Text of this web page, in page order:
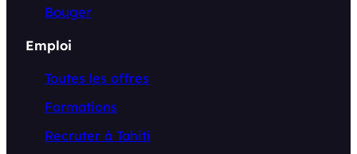
Bouger
Emploi
Toutes les offres
Formations
Recruter à Tahiti